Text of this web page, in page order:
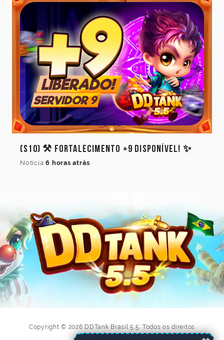
(S10) ⚒️ Fortalecimento +9 Disponível! ✨
Notícia 6 horas atrás
Copyright © 2026 DDTank Brasil 5.5. Todos os direitos